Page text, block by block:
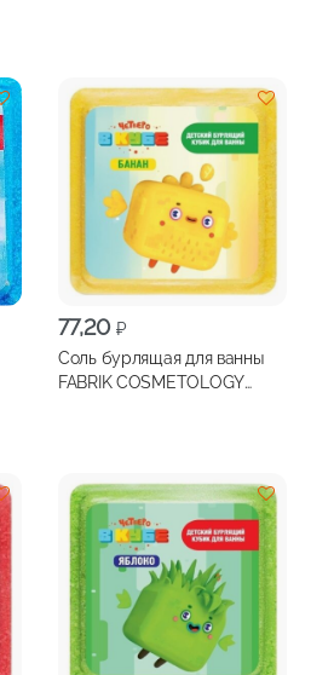
77,20 ₽
Соль бурлящая для ванны
FABRIK COSMETOLOGY